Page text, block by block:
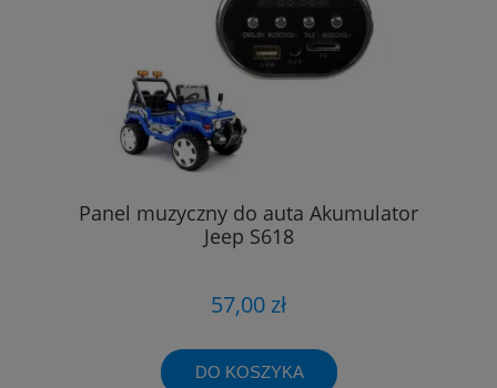
Panel muzyczny do auta Akumulator
Jeep S618
57,00 zł
DO KOSZYKA